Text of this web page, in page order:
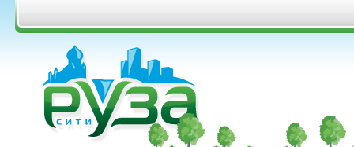
Перейти к основному содержанию